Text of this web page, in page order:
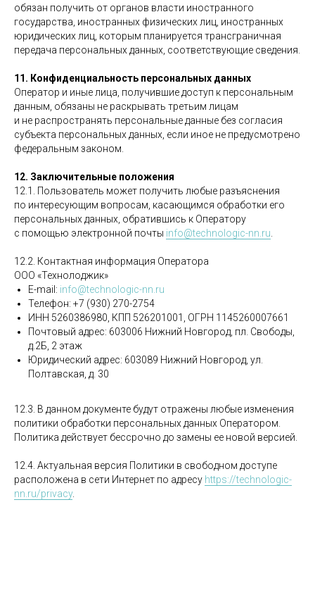
обязан получить от органов власти иностранного
государства, иностранных физических лиц, иностранных
юридических лиц, которым планируется трансграничная
передача персональных данных, соответствующие сведения.
11. Конфиденциальность персональных данных
Оператор и иные лица, получившие доступ к персональным
данным, обязаны не раскрывать третьим лицам
и не распространять персональные данные без согласия
субъекта персональных данных, если иное не предусмотрено
федеральным законом.
12. Заключительные положения
12.1. Пользователь может получить любые разъяснения
по интересующим вопросам, касающимся обработки его
персональных данных, обратившись к Оператору
с помощью электронной почты info@technologic-nn.ru
12.2. Контактная информация Оператора
ООО «Технолоджик»
E-mail: info@technologic-nn.ru
Телефон: +7 (930) 270-2754
ИНН 5260386980, КПП 526201001, ОГРН 1145260007661
Почтовый адрес: 603006 Нижний Новгород, пл. Свободы,
д.2Б, 2 этаж
Юридический адрес: 603089 Нижний Новгород, ул.
Полтавская, д. 30
12.3. В данном документе будут отражены любые изменения
политики обработки персональных данных Оператором.
Политика действует бессрочно до замены ее новой версией.
12.4. Актуальная версия Политики в свободном доступе
расположена в сети Интернет по адресу https://technologic-
nn.ru/privacy.